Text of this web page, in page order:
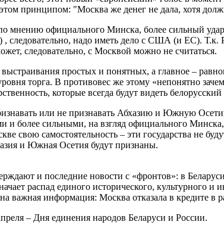
этом принципом: "Москва же денег не дала, хотя
мнению официального Минска, более сильный удар
надо иметь дело с США (и ЕС). Т.к.
следовательно, с Москвой можно не считаться.
простых и понятных, а главное –
торга. В противовес же этому «непонятно
которые всегда будут видеть
или не признавать Абхазию и Южную
и более сильными, на взгляд официального
свою самостоятельность – эти государства не
и Южная Осетия будут признаны.
и последние новости с «фронтов»: в
распад единого исторического, культурного
важная информация: Москва отказала в кредите
– Дня единения народов Беларуси и России.